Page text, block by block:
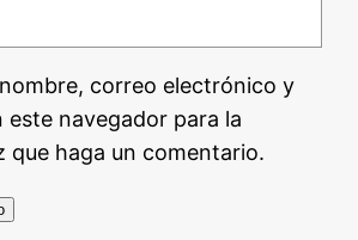
correo electrónico y
este navegador para la
que haga un comentario.